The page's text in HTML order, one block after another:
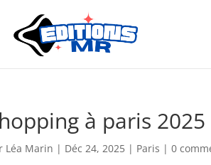
à paris
Léa Marin | Déc 24, 2025 | Paris |0